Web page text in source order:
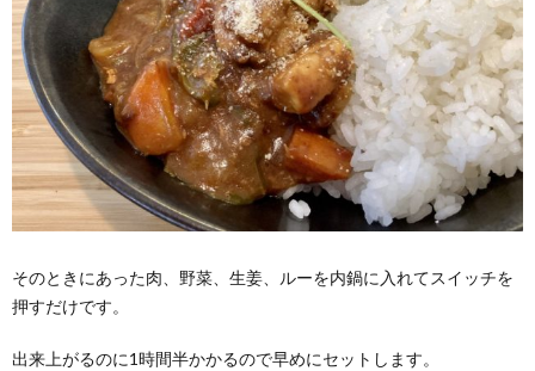
そのときにあった肉、野菜、生姜、ルーを内鍋に入れてスイッチを
押すだけです。
出来上がるのに1時間半かかるので早めにセットします。